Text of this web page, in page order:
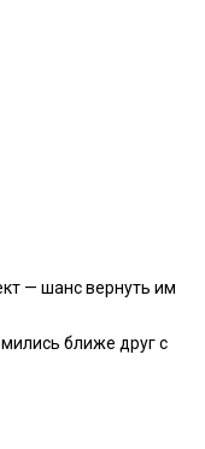
— шанс вернуть им
ближе друг с